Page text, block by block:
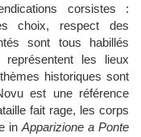
corsistes :
choix, respect des
sont tous habillés
les lieux
historiques sont
est une référence
fait rage, les corps
inApparizione a Ponte